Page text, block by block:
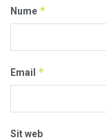
Nume *
Email *
Sit web